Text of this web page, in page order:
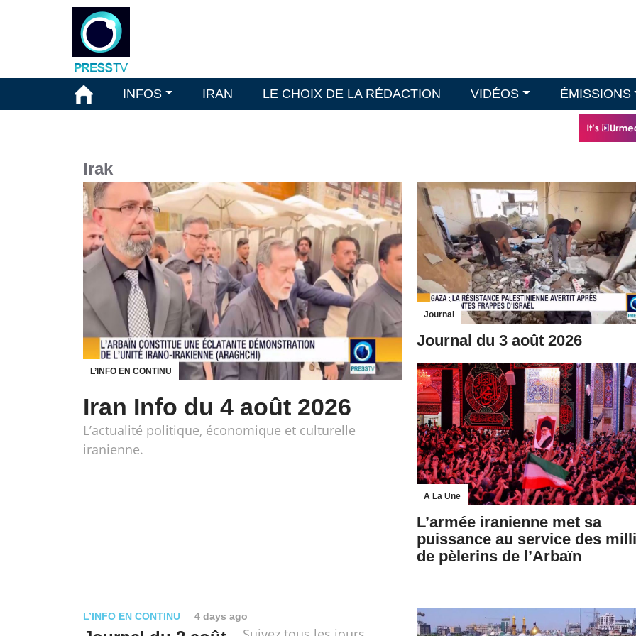
INFOS IRAN LE CHOIX DE LA RÉDACTION VIDÉOS ÉMISSIONS
Irak
L’INFO EN CONTINU
Iran Info du 4 août 2026
L’actualité politique, économique et culturelle
iranienne.
Journal
Journal du 3 août 2026
A La Une
L’armée iranienne met sa
puissance au service des
de pèlerins de l’Arbaïn
L’INFO EN CONTINU 4 days ago